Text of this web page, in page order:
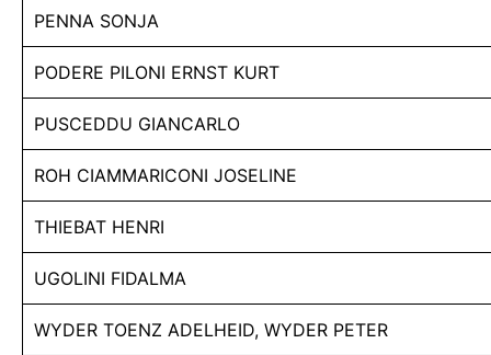
PENNA SONJA
PODERE PILONI ERNST KURT
PUSCEDDU GIANCARLO
ROH CIAMMARICONI JOSELINE
THIEBAT HENRI
UGOLINI FIDALMA
WYDER TOENZ ADELHEID, WYDER PETER